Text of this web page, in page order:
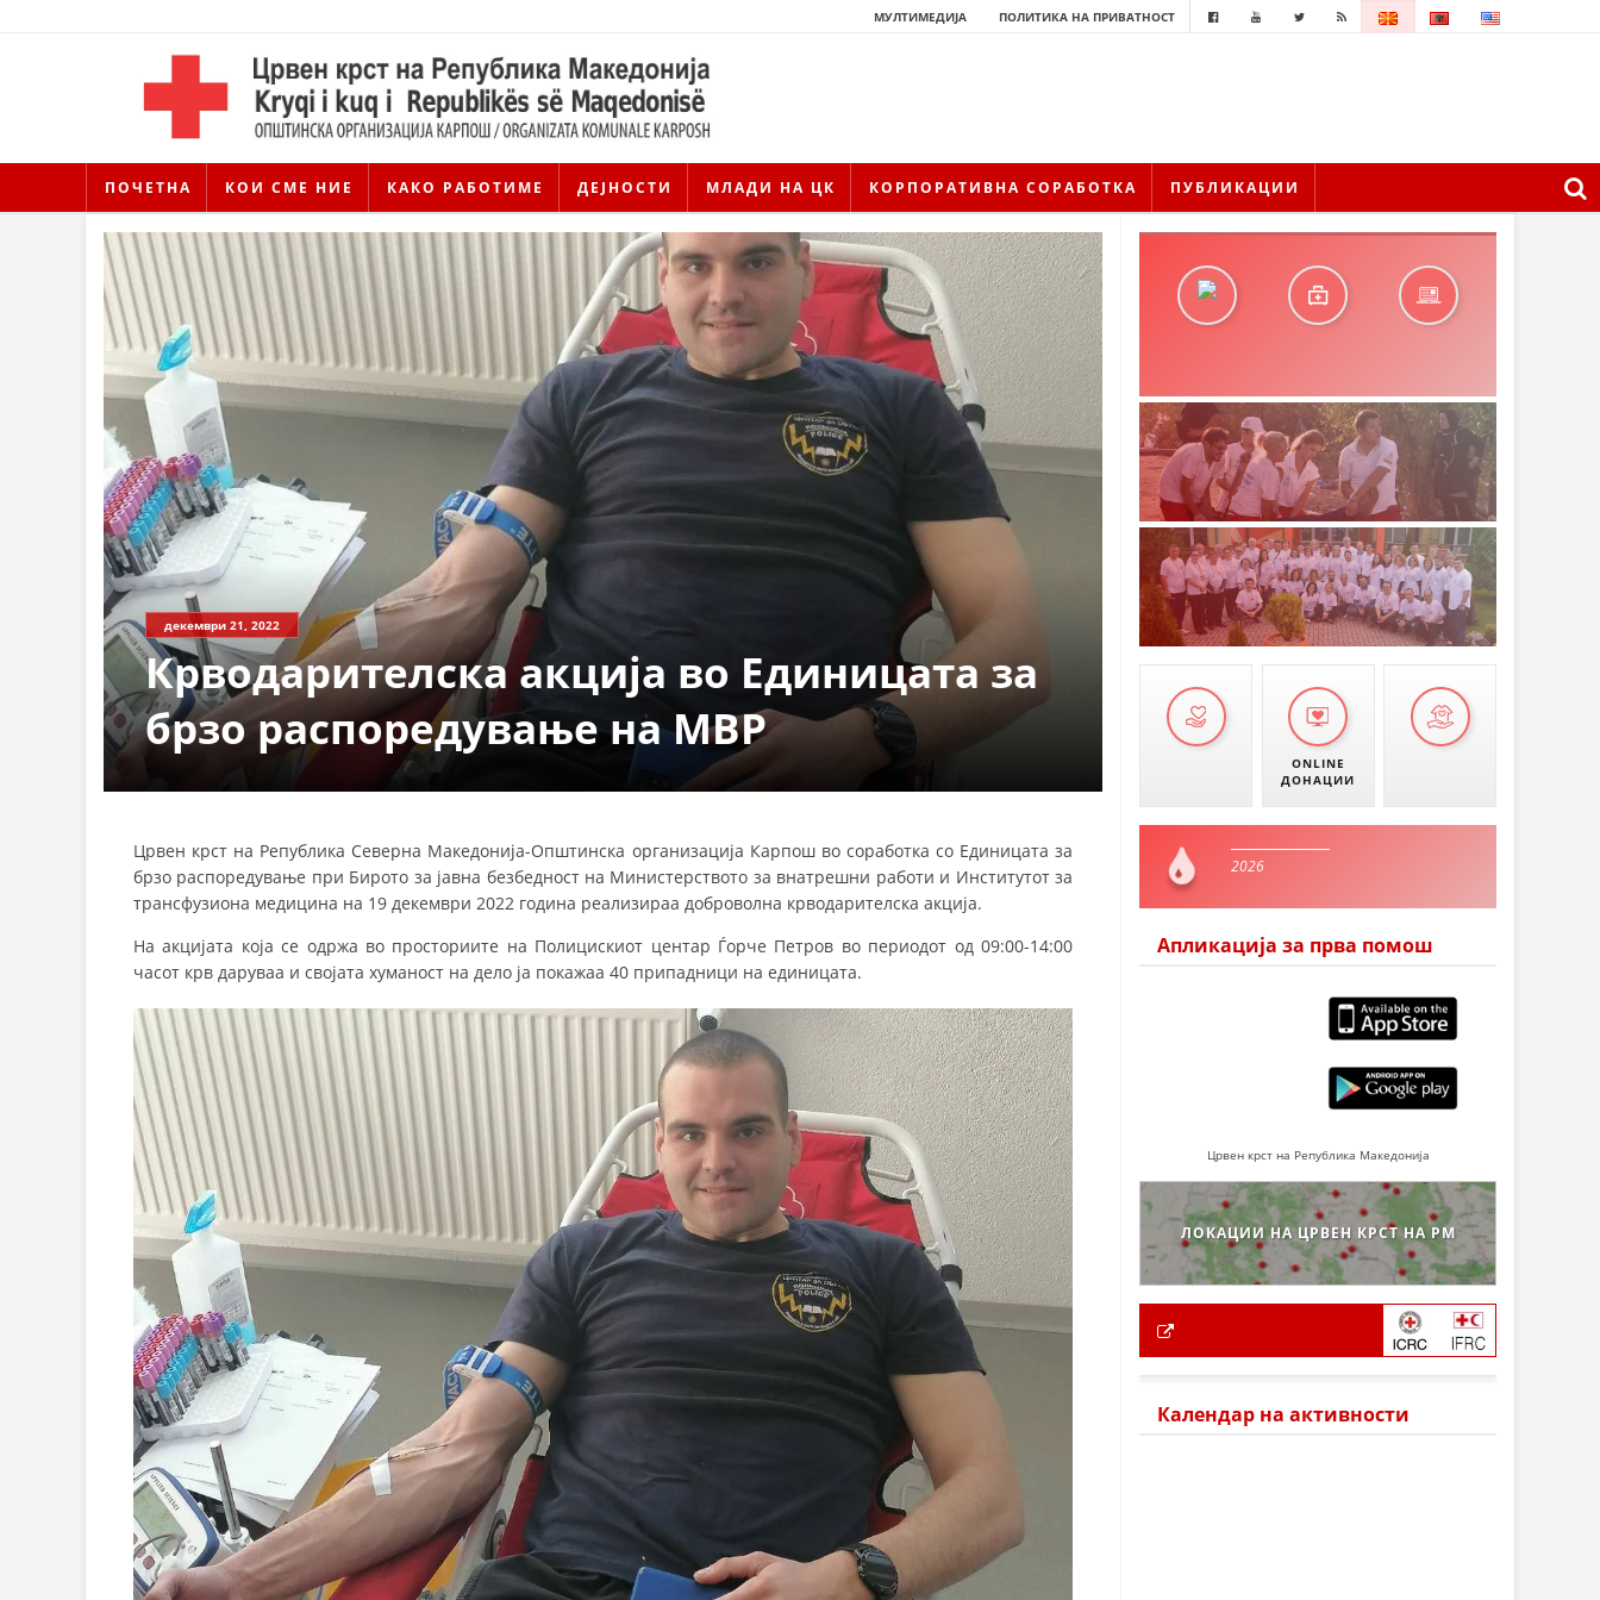
МУЛТИМЕДИЈА ПОЛИТИКА НА ПРИВАТНОСТ
ПОЧЕТНА КОИ СМЕ НИЕ КАКО РАБОТИМЕ ДЕЈНОСТИ МЛАДИ НА ЦК КОРПОРАТИВНА СОРАБОТКА ПУБЛИКАЦИИ
ПРИРАЧНИЦИ
БРОШУРИ
декември 21, 2022
Крводарителска акција во Единицата за
брзо распоредување на МВР
Црвен крст на Република Северна Македонија-Општинска организација Карпош во соработка со Единицата за
брзо распоредување при Бирото за јавна безбедност на Министерството за внатрешни работи и Институтот за
трансфузиона медицина на 19 декември 2022 година реализираа доброволна крводарителска акција.
На акцијата која се одржа во просториите на Полицискиот центар Ѓорче Петров во периодот од 09:00-14:00
часот крв даруваа и својата хуманост на дело ја покажаа 40 припадници на единицата.
ONLINE
ДОНАЦИИ
2026
Апликација за прва помош
Црвен крст на Република Македонија
ЛОКАЦИИ НА ЦРВЕН КРСТ НА РМ
Календар на активности